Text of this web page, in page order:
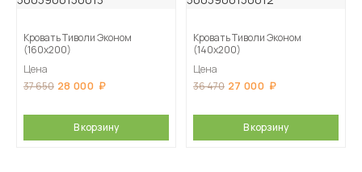
Кровать Тиволи Эконом
(160х200)
Цена
37 650 28 000
В корзину
Кровать Тиволи Эконом
(140х200)
Цена
36 470 27 000
В корзину